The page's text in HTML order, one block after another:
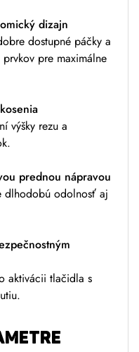
dizajn
dostupné páčky a
pre maximálne
výšky rezu a
prednou nápravou
dlhodobú odolnosť aj
aktivácii tlačidla s